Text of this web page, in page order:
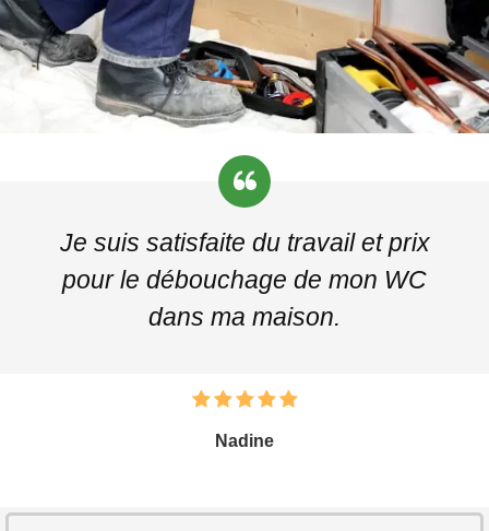
Je suis satisfaite du travail et prix
pour le débouchage de mon WC
dans ma maison.
Nadine